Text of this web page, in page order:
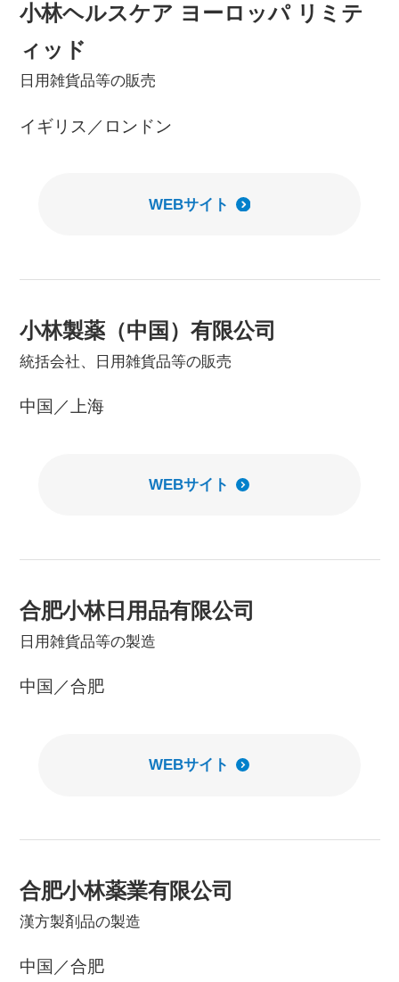
小林ヘルスケア ヨーロッパ リミテ
ィッド
日用雑貨品等の販売
イギリス／ロンドン
WEBサイト
小林製薬（中国）有限公司
統括会社、日用雑貨品等の販売
中国／上海
WEBサイト
合肥小林日用品有限公司
日用雑貨品等の製造
中国／合肥
WEBサイト
合肥小林薬業有限公司
漢方製剤品の製造
中国／合肥